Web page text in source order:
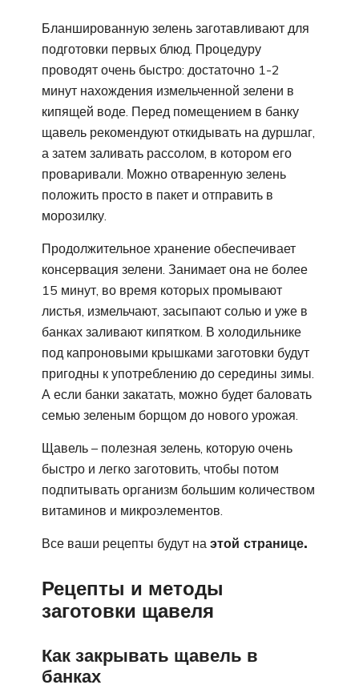
Бланшированную зелень заготавливают для
подготовки первых блюд. Процедуру
проводят очень быстро: достаточно 1-2
минут нахождения измельченной зелени в
кипящей воде. Перед помещением в банку
щавель рекомендуют откидывать на дуршлаг,
а затем заливать рассолом, в котором его
проваривали. Можно отваренную зелень
положить просто в пакет и отправить в
морозилку.
Продолжительное хранение обеспечивает
консервация зелени. Занимает она не более
15 минут, во время которых промывают
листья, измельчают, засыпают солью и уже в
банках заливают кипятком. В холодильнике
под капроновыми крышками заготовки будут
пригодны к употреблению до середины зимы.
А если банки закатать, можно будет баловать
семью зеленым борщом до нового урожая.
Щавель – полезная зелень, которую очень
быстро и легко заготовить, чтобы потом
подпитывать организм большим количеством
витаминов и микроэлементов.
Все ваши рецепты будут на этой странице.
Рецепты и методы
заготовки щавеля
Как закрывать щавель в
банках